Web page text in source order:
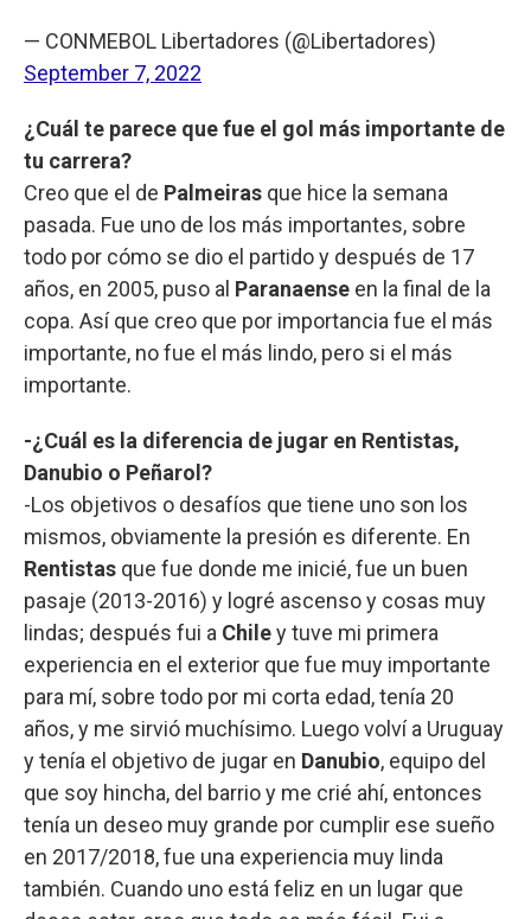
— CONMEBOL Libertadores (@Libertadores)
September 7, 2022
¿Cuál te parece que fue el gol más importante de
tu carrera?
Creo que el de Palmeiras que hice la semana
pasada. Fue uno de los más importantes, sobre
todo por cómo se dio el partido y después de 17
años, en 2005, puso al Paranaense en la final de la
copa. Así que creo que por importancia fue el más
importante, no fue el más lindo, pero si el más
importante.
-¿Cuál es la diferencia de jugar en Rentistas,
Danubio o Peñarol?
-Los objetivos o desafíos que tiene uno son los
mismos, obviamente la presión es diferente. En
Rentistas que fue donde me inicié, fue un buen
pasaje (2013-2016) y logré ascenso y cosas muy
lindas; después fui a Chiley tuve mi primera
experiencia en el exterior que fue muy importante
para mí, sobre todo por mi corta edad, tenía 20
años, y me sirvió muchísimo. Luego volví a Uruguay
y tenía el objetivo de jugar en Danubio, equipo del
que soy hincha, del barrio y me crié ahí, entonces
tenía un deseo muy grande por cumplir ese sueño
en 2017/2018, fue una experiencia muy linda
también. Cuando uno está feliz en un lugar que